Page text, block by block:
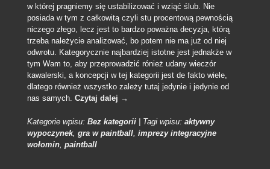
w której pragniemy się ustabilizować i wziąć ślub. Nie
posiada w tym z całkowitą czyli stu procentową pewnością
niczego złego, lecz jest to bardzo poważna decyzja, którą
trzeba należycie analizować, bo potem nie ma już od niej
odwrotu. Kategorycznie najbardziej istotne jest jednakże w
tym Wam to, aby przeprowadzić rónież udany wieczór
kawalerski, a koncepcji w tej kategorii jest de fakto wiele,
dlatego również wszystko zależy tutaj jedynie i jedynie od
nas samych. Czytaj dalej →
Kategorie wpisu: Bez kategorii | Tagi wpisu: aktywny
wypoczynek, gra w paintball, imprezy integracyjne
wołomin, paintball